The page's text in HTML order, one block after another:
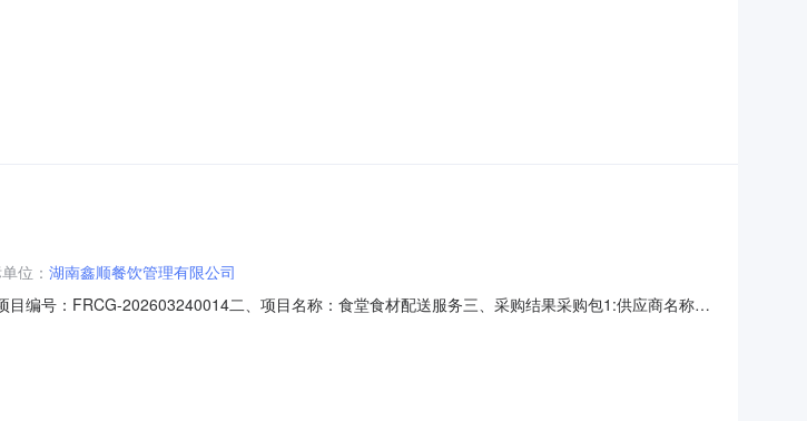
位： 湖南鑫顺餐饮管理有限公司
编号：FRCG-202603240014二、项目名称：食堂食材配送服务三、采购结果采购包1:供应商名称供
务范围服务要求服务时间服务标准金额(元)1-1餐饮服务食堂食材配送服务详见磋商文件，按照磋商